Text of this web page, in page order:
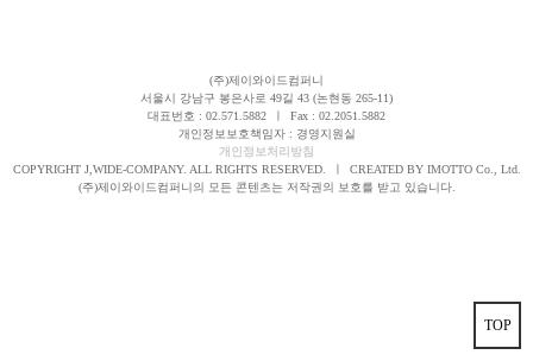
(주)제이와이드컴퍼니
서울시 강남구 봉은사로 49길 43 (논현동 265-11)
대표번호 : 02.571.5882
Fax : 02.2051.5882
개인정보보호책임자 : 경영지원실
개인정보처리방침
COPYRIGHT J,WIDE-COMPANY. ALL RIGHTS RESERVED.
CREATED BY IMOTTO Co., Ltd.
(주)제이와이드컴퍼니의 모든 콘텐츠는 저작권의 보호를 받고 있습니다.
TOP